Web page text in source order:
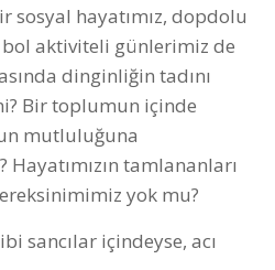
hayatımız, dopdolu
aktiviteli günlerimiz de
dinginliğin tadını
Bir toplumun içinde
mutluluğuna
tamlananları
yok mu?
sancılar içindeyse, acı